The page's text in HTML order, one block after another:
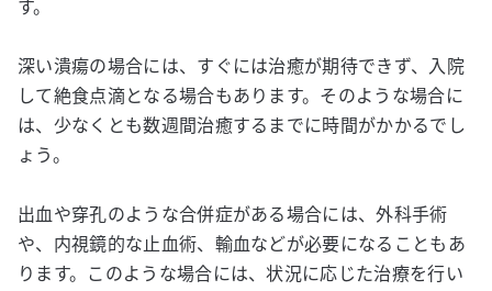
す。
深い潰瘍の場合には、すぐには治癒が期待できず、入院
して絶食点滴となる場合もあります。そのような場合に
は、少なくとも数週間治癒するまでに時間がかかるでし
ょう。
出血や穿孔のような合併症がある場合には、外科手術
や、内視鏡的な止血術、輸血などが必要になることもあ
ります。このような場合には、状況に応じた治療を行い